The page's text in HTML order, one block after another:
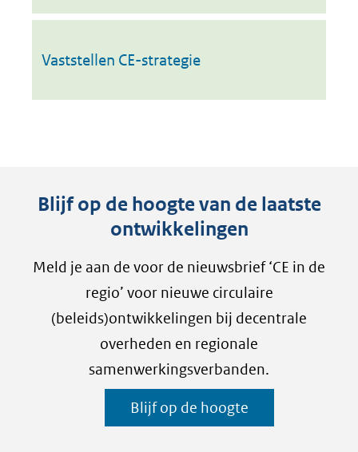
Vaststellen CE-strategie
Blijf op de hoogte van de laatste
ontwikkelingen
Meld je aan de voor de nieuwsbrief ‘CE in de
regio’ voor nieuwe circulaire
(beleids)ontwikkelingen bij decentrale
overheden en regionale
samenwerkingsverbanden.
Blijf op de hoogte